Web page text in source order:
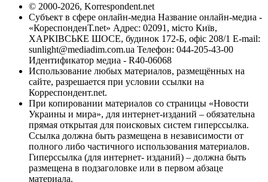
© 2000-2026, Korrespondent.net
Субъект в сфере онлайн-медиа Название онлайн-медиа -
«КореспонденТ.net» Адрес: 02091, місто Київ,
ХАРКІВСЬКЕ ШОСЕ, будинок 172-Б, офіс 208/1 E-mail:
sunlight@mediadim.com.ua Телефон: 044-205-43-00
Идентификатор медиа - R40-06068
Использование любых материалов, размещённых на
сайте, разрешается при условии ссылки на
Корреспондент.net.
При копировании материалов со страницы «Новости
Украины и мира», для интернет-изданий – обязательна
прямая открытая для поисковых систем гиперссылка.
Ссылка должна быть размещена в независимости от
полного либо частичного использования материалов.
Гиперссылка (для интернет- изданий) – должна быть
размещена в подзаголовке или в первом абзаце
материала.